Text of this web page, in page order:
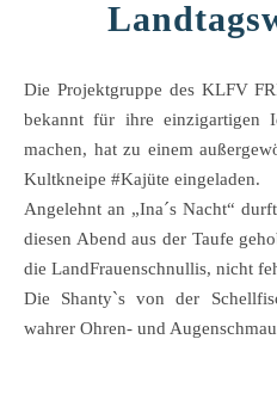
Die Projektgruppe des KLFV FRI/WHV „LandFrauen & Politik
bekannt für ihre einzigartigen
machen, hat zu einem
Kultkneipe #Kajüte eingeladen.
Angelehnt an „Ina´s Nacht“
diesen Abend aus der Taufe
die LandFrauenschnullis, nicht
Die Shanty`s von der
wahrer Ohren- und